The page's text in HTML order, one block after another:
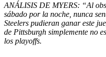
ANÁLISIS DE MYERS: “Al
sábado por la noche, nunca
Steelers pudieran ganar este
de Pittsburgh simplemente no
los playoffs.